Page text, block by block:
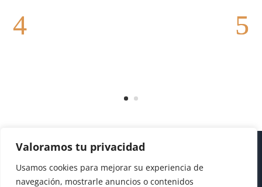
Valoramos tu privacidad
Usamos cookies para mejorar su experiencia de
navegación, mostrarle anuncios o contenidos